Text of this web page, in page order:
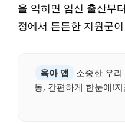
을 익히면 임신 출산부
정에서 든든한 지원군
육아 앱
소중한 우
동, 간편하게 한눈에!